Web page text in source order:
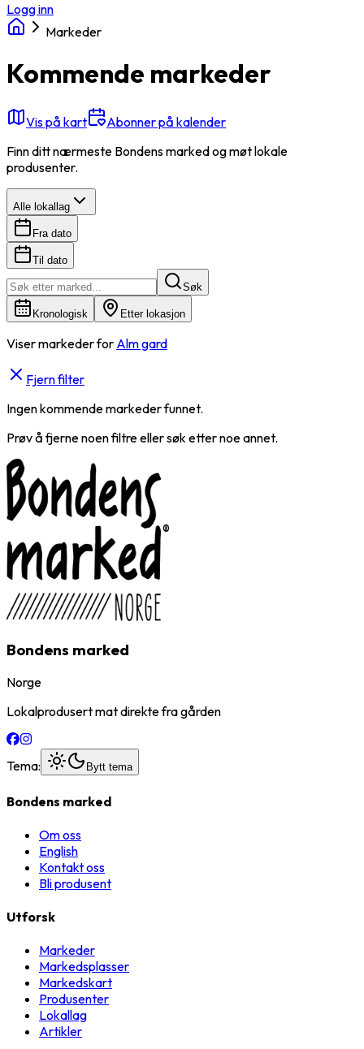
Logg inn
Markeder
Kommende markeder
Vis på kart
Abonner på kalender
Finn ditt nærmeste Bondens marked og møt lokale
produsenter.
Alle lokallag
Fra dato
Til dato
Søk
Kronologisk Etter lokasjon
Viser markeder for Alm gard
Fjern filter
Ingen kommende markeder funnet.
Prøv å fjerne noen filtre eller søk etter noe annet.
Bondens marked
Norge
Lokalprodusert mat direkte fra gården
Tema: Bytt tema
Bondens marked
Om oss
English
Kontakt oss
Bli produsent
Utforsk
Markeder
Markedsplasser
Markedskart
Produsenter
Lokallag
Artikler